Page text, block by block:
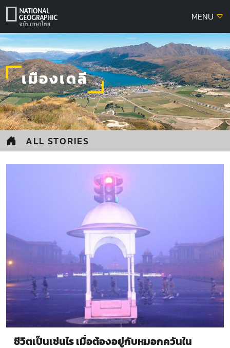
Skip
MENU
เมืองเดลี
ALL STORIES
ชีวิตเป็นเช่นไร เมื่อต้องอยู่กับหมอกควันใน